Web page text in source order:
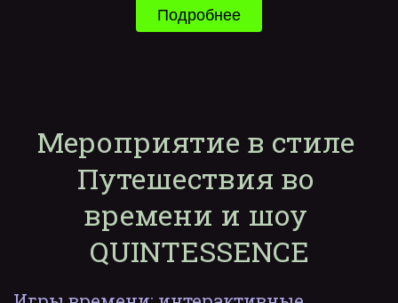
Подробнее
Мероприятие в стиле
Путешествия во
времени и шоу
QUINTESSENCE